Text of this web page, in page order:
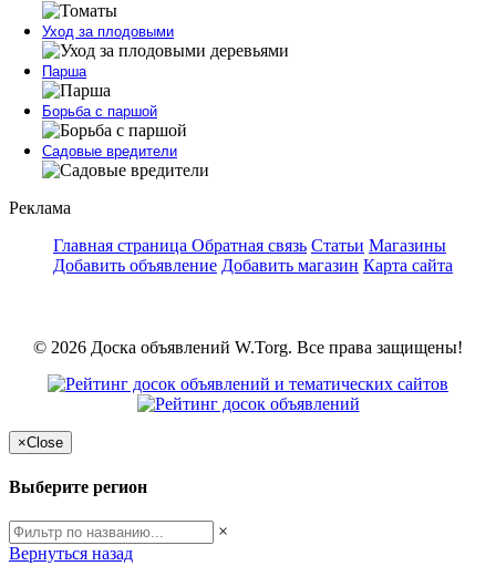
Уход за плодовыми
Парша
Борьба с паршой
Садовые вредители
Реклама
Главная страница Обратная связь Статьи Магазины
Добавить объявление Добавить магазин Карта сайта
© 2026 Доска объявлений W.Torg. Все права защищены!
×Close
Выберите регион
×
Вернуться назад